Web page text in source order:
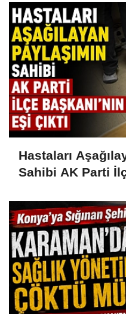
Hastaları
Sahibi AK Parti